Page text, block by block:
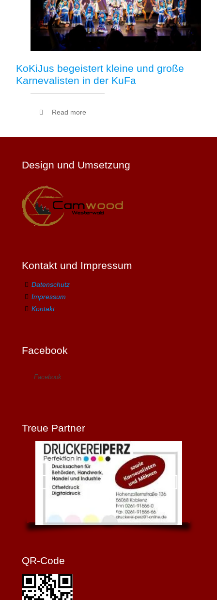
KoKiJus begeistert kleine und große
Karnevalisten in der KuFa
Read more
Design und Umsetzung
Kontakt und Impressum
Datenschutz
Impressum
Kontakt
Facebook
Facebook
Treue Partner
QR-Code